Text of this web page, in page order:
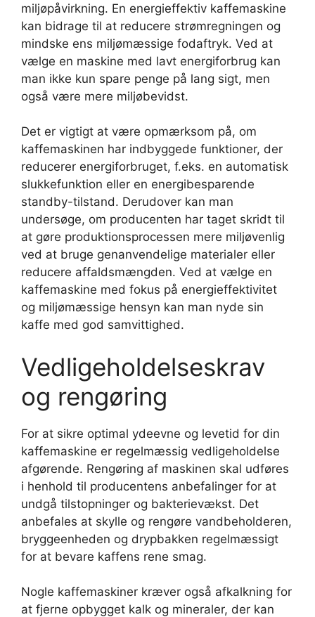
miljøpåvirkning. En energieffektiv kaffemaskine
kan bidrage til at reducere strømregningen og
mindske ens miljømæssige fodaftryk. Ved at
vælge en maskine med lavt energiforbrug kan
man ikke kun spare penge på lang sigt, men
også være mere miljøbevidst.
Det er vigtigt at være opmærksom på, om
kaffemaskinen har indbyggede funktioner, der
reducerer energiforbruget, f.eks. en automatisk
slukkefunktion eller en energibesparende
standby-tilstand. Derudover kan man
undersøge, om producenten har taget skridt til
at gøre produktionsprocessen mere miljøvenlig
ved at bruge genanvendelige materialer eller
reducere affaldsmængden. Ved at vælge en
kaffemaskine med fokus på energieffektivitet
og miljømæssige hensyn kan man nyde sin
kaffe med god samvittighed.
Vedligeholdelseskrav
og rengøring
For at sikre optimal ydeevne og levetid for din
kaffemaskine er regelmæssig vedligeholdelse
afgørende. Rengøring af maskinen skal udføres
i henhold til producentens anbefalinger for at
undgå tilstopninger og bakterievækst. Det
anbefales at skylle og rengøre vandbeholderen,
bryggeenheden og drypbakken regelmæssigt
for at bevare kaffens rene smag.
Nogle kaffemaskiner kræver også afkalkning for
at fjerne opbygget kalk og mineraler, der kan